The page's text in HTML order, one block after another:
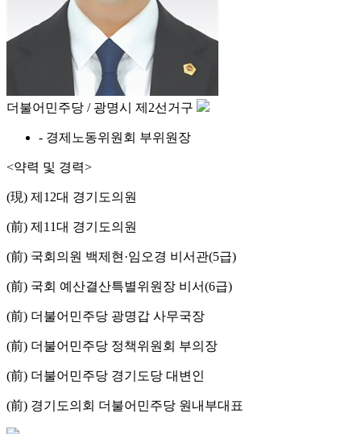
더불어민주당 / 광명시 제2선거구
- 경제노동위원회 부위원장
<약력 및 경력>
(現) 제12대 경기도의원
(前) 제11대 경기도의원
(前) 국회의원 백제현·임오경 비서관(5급)
(前) 국회 예산결산특별위원장 비서(6급)
(前) 더불어민주당 광명갑 사무국장
(前) 더불어민주당 정책위원회 부의장
(前) 더불어민주당 경기도당 대변인
(前) 경기도의회 더불어민주당 원내부대표